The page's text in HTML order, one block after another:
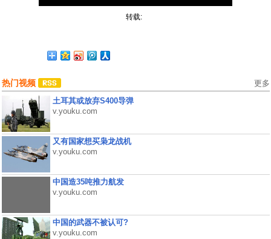
转载:
热门视频 更多
土耳其或放弃S400导弹
v.youku.com
又有国家想买枭龙战机
v.youku.com
中国造35吨推力航发
v.youku.com
中国的武器不被认可?
v.youku.com